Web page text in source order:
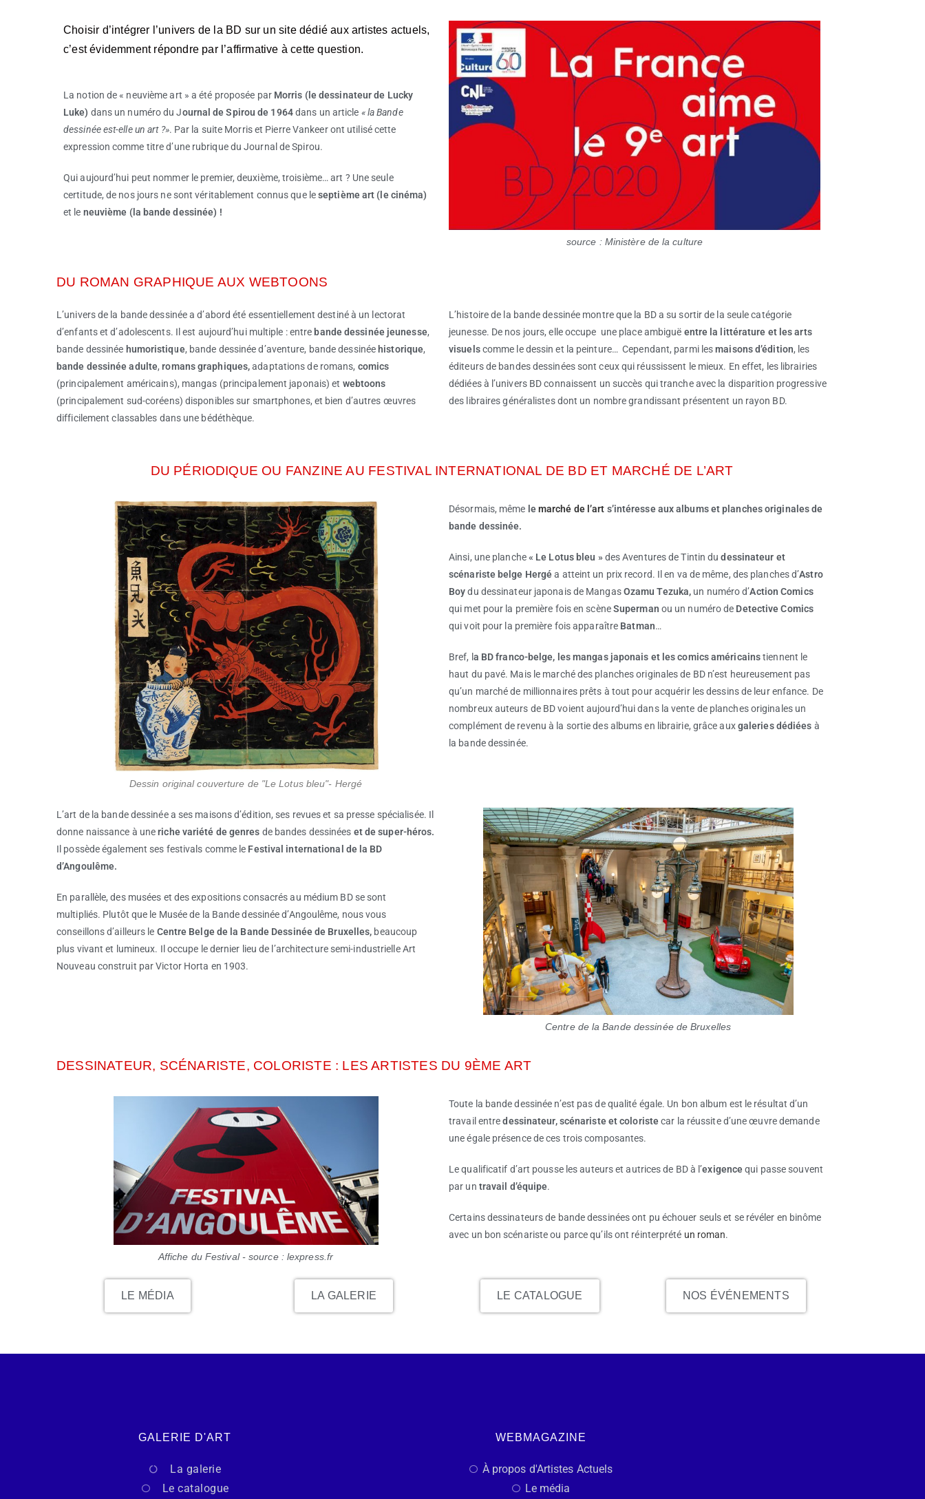
Choisir d’intégrer l’univers de la BD sur un site dédié aux artistes actuels,
c’est évidemment répondre par l’affirmative à cette question.
La notion de « neuvième art » a été proposée par Morris (le dessinateur de Lucky
Luke) dans un numéro du Journal de Spirou de 1964dans un article « la Bande
dessinée est-elle un art ?». Par la suite Morris et Pierre Vankeer ont utilisé cette
expression comme titre d’une rubrique du Journal de Spirou.
Qui aujourd’hui peut nommer le premier, deuxième, troisième… art ? Une seule
certitude, de nos jours ne sont véritablement connus que leseptième art (le cinéma)
et le neuvième (la bande dessinée) !
source : Ministère de la culture
DU ROMAN GRAPHIQUE AUX WEBTOONS
L’univers de la bande dessinée a d’abord été essentiellement destiné à un lectorat
d’enfants et d’adolescents. Il est aujourd’hui multiple : entre bande dessinée jeunesse,
bande dessinée humoristique, bande dessinée d’aventure, bande dessinée historique,
bande dessinée adulte,romans graphiques,adaptations de romans, comics
(principalement américains), mangas (principalement japonais) et webtoons
(principalement sud-coréens) disponibles sur smartphones, et bien d’autres œuvres
difficilement classables dans une bédéthèque.
L’histoire de la bande dessinée montre que la BD a su sortir de la seule catégorie
jeunesse. De nos jours, elle occupe une place ambiguë entre la littérature et les arts
visuelscomme le dessin et la peinture… Cependant, parmi lesmaisons d’édition, les
éditeurs de bandes dessinées sont ceux qui réussissent le mieux. En effet, les librairies
dédiées à l’univers BD connaissent un succès qui tranche avec la disparition progressive
des libraires généralistes dont un nombre grandissant présentent un rayon BD.
DU PÉRIODIQUE OU FANZINE AU FESTIVAL INTERNATIONAL DE BD ET MARCHÉ DE L’ART
Dessin original couverture de "Le Lotus bleu"- Hergé
Désormais, même lemarché de l’art s’intéresse aux albums et planches originales de
bande dessinée.
Ainsi, une planche« Le Lotus bleu »des Aventures de Tintin dudessinateur et
scénariste belge Hergéa atteint un prix record. Il en va de même, des planches d’Astro
Boydu dessinateur japonais de MangasOzamu Tezuka, un numéro d’Action Comics
qui met pour la première fois en scèneSuperman ou un numéro de Detective Comics
qui voit pour la première fois apparaître Batman…
Bref, l a BD franco-belge, les mangas japonais et les comics américainstiennent le
haut du pavé. Mais le marché des planches originales de BD n’est heureusement pas
qu’un marché de millionnaires prêts à tout pour acquérir les dessins de leur enfance. De
nombreux auteurs de BD voient aujourd’hui dans la vente de planches originales un
complément de revenu à la sortie des albums en librairie, grâce auxgaleries dédiées à
la bande dessinée.
L’art de la bande dessinée a ses maisons d’édition, ses revues et sa presse spécialisée. Il
donne naissance à uneriche variété de genres de bandes dessinées et de super-héros.
Il possède également ses festivals comme le Festival international de la BD
d’Angoulême.
En parallèle, des musées et des expositions consacrés au médium BD se sont
multipliés. Plutôt que le Musée de la Bande dessinée d’Angoulême, nous vous
conseillons d’ailleurs le Centre Belge de la Bande Dessinée de Bruxelles, beaucoup
plus vivant et lumineux. Il occupe le dernier lieu de l’architecture semi-industrielle Art
Nouveau construit par Victor Horta en 1903.
Centre de la Bande dessinée de Bruxelles
DESSINATEUR, SCÉNARISTE, COLORISTE : LES ARTISTES DU 9ÈME ART
Affiche du Festival - source : lexpress.fr
Toute la bande dessinée n’est pas de qualité égale. Un bon album est le résultat d’un
travail entredessinateur, scénariste et coloristecar la réussite d’une œuvre demande
une égale présence de ces trois composantes.
Le qualificatif d’art pousse les auteurs et autrices de BD à l’exigencequi passe souvent
par un travail d’équipe.
Certains dessinateurs de bande dessinées ont pu échouer seuls et se révéler en binôme
avec un bon scénariste ou parce qu’ils ont réinterprété un roman.
LE MÉDIA LA GALERIE LE CATALOGUE NOS ÉVÉNEMENTS
GALERIE D'ART
La galerie
Le catalogue
WEBMAGAZINE
À propos d'Artistes Actuels
Le média